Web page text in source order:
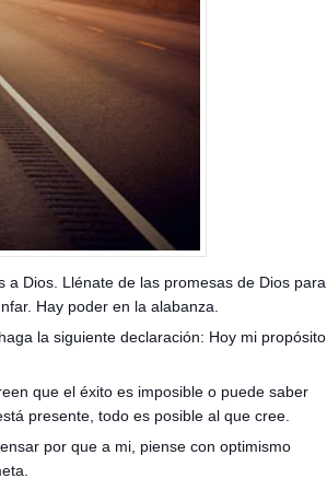
Dios. Llénate de las promesas de Dios para
Hay poder en la alabanza.
la siguiente declaración: Hoy mi propósito
que el éxito es imposible o puede saber
presente, todo es posible al que cree.
por que a mi, piense con optimismo